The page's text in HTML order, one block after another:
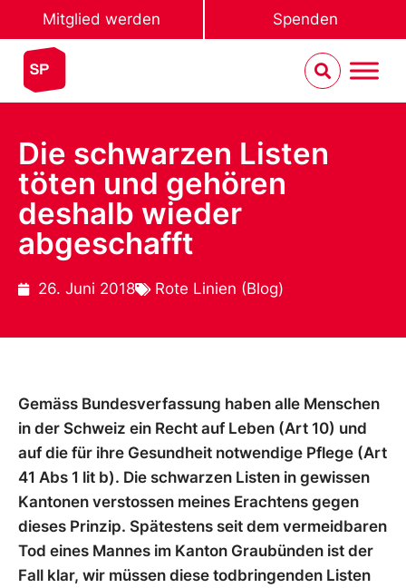
Mitglied werden Spenden
Die schwarzen Listen
töten und gehören
deshalb wieder
abgeschafft
26. Juni 2018 Rote Linien (Blog)
Gemäss Bundesverfassung haben alle Menschen
in der Schweiz ein Recht auf Leben (Art 10) und
auf die für ihre Gesundheit notwendige Pflege (Art
41 Abs 1 lit b). Die schwarzen Listen in gewissen
Kantonen verstossen meines Erachtens gegen
dieses Prinzip. Spätestens seit dem vermeidbaren
Tod eines Mannes im Kanton Graubünden ist der
Fall klar, wir müssen diese todbringenden Listen